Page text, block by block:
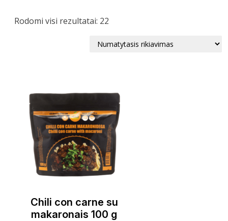
Rodomi visi rezultatai: 22
Chili con carne su
makaronais 100 g